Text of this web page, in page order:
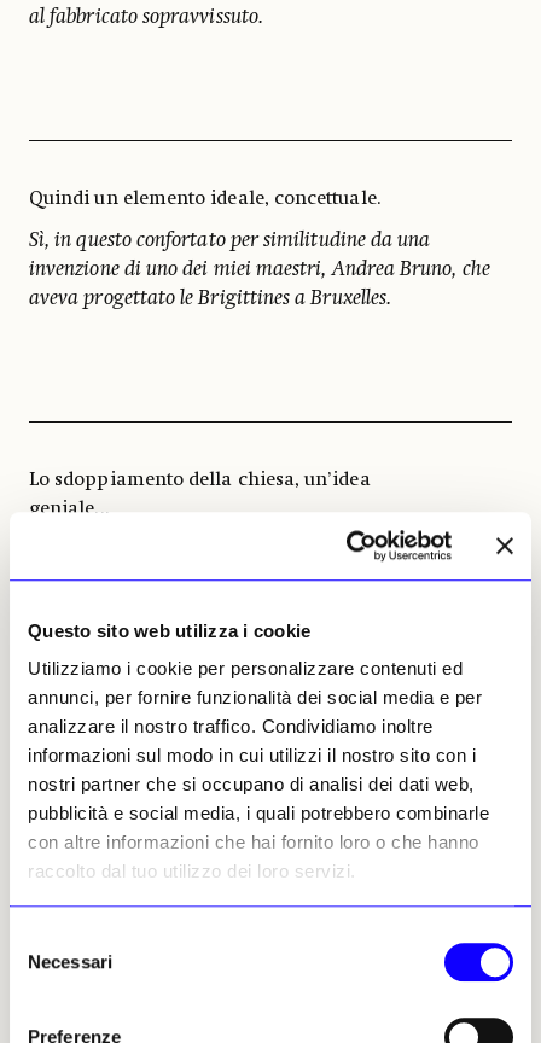
Questo sito web utilizza i cookie
Utilizziamo i cookie per personalizzare contenuti ed
annunci, per fornire funzionalità dei social media e per
analizzare il nostro traffico. Condividiamo inoltre
informazioni sul modo in cui utilizzi il nostro sito con i
nostri partner che si occupano di analisi dei dati web,
pubblicità e social media, i quali potrebbero combinarle
con altre informazioni che hai fornito loro o che hanno
raccolto dal tuo utilizzo dei loro servizi.
delNecessari
Preferenze
al fabbricato sopravvissuto.
Quindi un elemento ideale, concettuale.
Sì, in questo confortato per similitudine da una
invenzione di uno dei miei maestri, Andrea Bruno, che
aveva progettato le Brigittines a Bruxelles.
Lo sdoppiamento della chiesa, un’idea
geniale...
C’è una grande polemica nel mondo del restauro su
queste forzature interpretative, ma ci saranno sempre.
come anche nel design dell’automobile, c’è una specie di
omologazione. L’omologazione è una delle caratteristiche
del nostro tempo a livello planetario: si beve Coca-Cola
dovunque, si mettono vestiti di Zara dovunque e tutto il
vernacolo viene spazzato via senza pietà.
«Shopping di disintossicazione».